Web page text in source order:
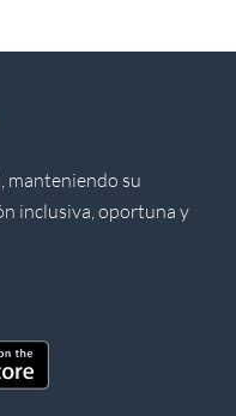
manteniendo su
inclusiva, oportuna y